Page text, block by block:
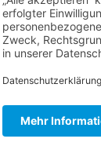
,Allgemein
,
zum